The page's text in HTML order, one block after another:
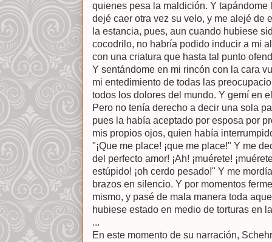
quienes pesa la maldición. Y
dejé caer otra vez su velo, y me alejé de
la estancia, pues, aun cuando hubiese
cocodrilo, no habría podido inducir a mi
con una criatura que hasta tal punto
Y sentándome en mi rincón con la cara
mi entedimiento de todas las
todos los dolores del mundo. Y gemí en
Pero no tenía derecho a decir una sola
pues la había aceptado por esposa por
mis propios ojos, quien había
"¡Que me place! ¡que me place!" Y me
del perfecto amor! ¡Ah! ¡muérete!
estúpido! ¡oh cerdo pesado!" Y me
brazos en silencio. Y por momentos
mismo, y pasé de mala manera toda
hubiese estado en medio de torturas en
...
En este momento de su narración,